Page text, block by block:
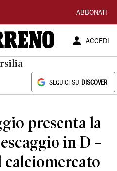
ABBONATI
ACCEDI
SEGUICI SU DISCOVER
presenta la
in D –